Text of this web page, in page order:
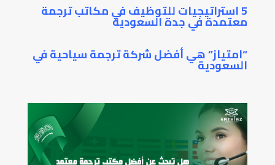
5 استراتيجيات للتوظيف في مكاتب ترجمة
معتمدة في جدة السعودية
“امتياز” هي أفضل شركة ترجمة سياحية في
السعودية